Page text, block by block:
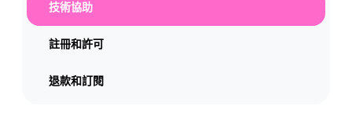
技術協助
註冊和許可
退款和訂閱